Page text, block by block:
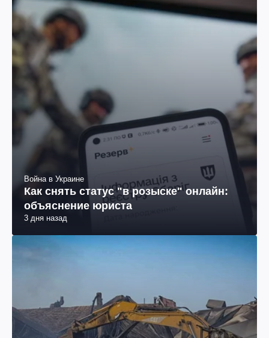
Война в Украине
Как снять статус "в розыске" онлайн:
объяснение юриста